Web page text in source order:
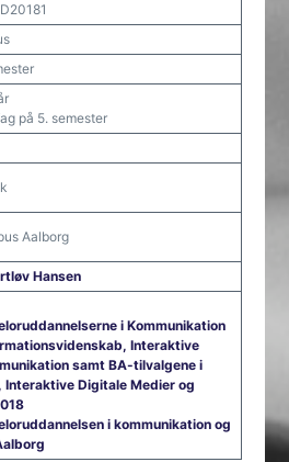
på 5. semester
Aalborg
Hansen
i Kommunikation
Interaktive
samt BA-tilvalgene i
Digitale Medier og
i kommunikation og